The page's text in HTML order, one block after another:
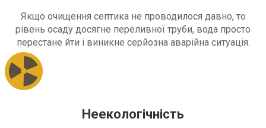
Якщо очищення септика не проводилося давно, то
рівень осаду досягне переливної труби, вода просто
перестане йти і виникне серйозна аварійна ситуація.
Неекологічність